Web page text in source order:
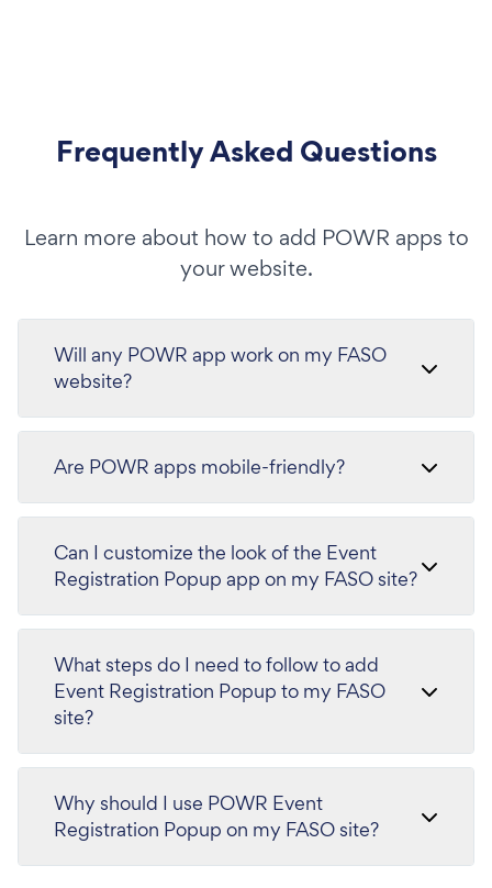
Frequently Asked Questions
Learn more about how to add POWR apps to
your website.
Will any POWR app work on my FASO
website?
Are POWR apps mobile-friendly?
Can I customize the look of the Event
Registration Popup app on my FASO site?
What steps do I need to follow to add
Event Registration Popup to my FASO
site?
Why should I use POWR Event
Registration Popup on my FASO site?